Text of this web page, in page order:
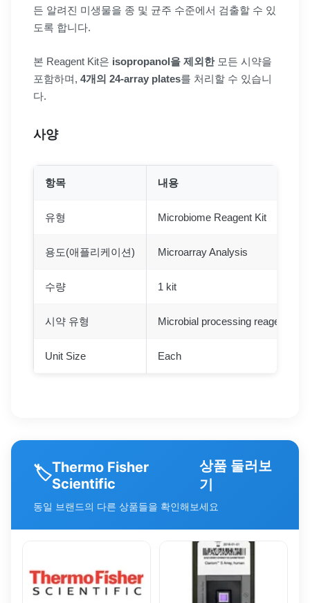
든 알려진 미생물을 종 및 균주 수준에서 검출할 수 있
도록 합니다.
본 Reagent Kit은 isopropanol을 제외한모든 시약을
포함하며, 4개의 24-array plates를 처리할 수 있습니
다.
사양
항목 내용
유형 Microbiome Reagent Kit
용도(애플리케이션) Microarray Analysis
수량 1 kit
시약 유형 Microbial processing reagents
Unit Size Each
🏷️Thermo Fisher
Scientific
상품 둘러보
기
동일 브랜드의 다른 상품들을 확인해보세요